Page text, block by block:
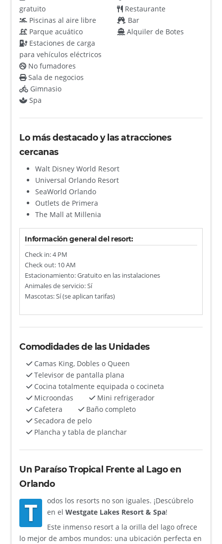
gratuito
Piscinas al aire libre
Parque acuático
Estaciones de carga
para vehículos eléctricos
Restaurante
Bar
Alquiler de Botes
No fumadores
Sala de negocios
Gimnasio
Spa
Lo más destacado y las atracciones
cercanas
Walt Disney World Resort
Universal Orlando Resort
SeaWorld Orlando
Outlets de Primera
The Mall at Millenia
Información general del resort:
Check in: 4 PM
Check out: 10 AM
Estacionamiento: Gratuito en las instalaciones
Animales de servicio: Sí
Mascotas: Sí (se aplican tarifas)
Comodidades de las Unidades
Camas King, Dobles o Queen
Televisor de pantalla plana
Cocina totalmente equipada o cocineta
Microondas
Mini refrigerador
Cafetera
Baño completo
Secadora de pelo
Plancha y tabla de planchar
Un Paraíso Tropical Frente al Lago en
Orlando
T
odos los resorts no son iguales. ¡Descúbrelo
en el Westgate Lakes Resort & Spa!
Este inmenso resort a la orilla del lago ofrece
lo mejor de ambos mundos: una ubicación perfecta en